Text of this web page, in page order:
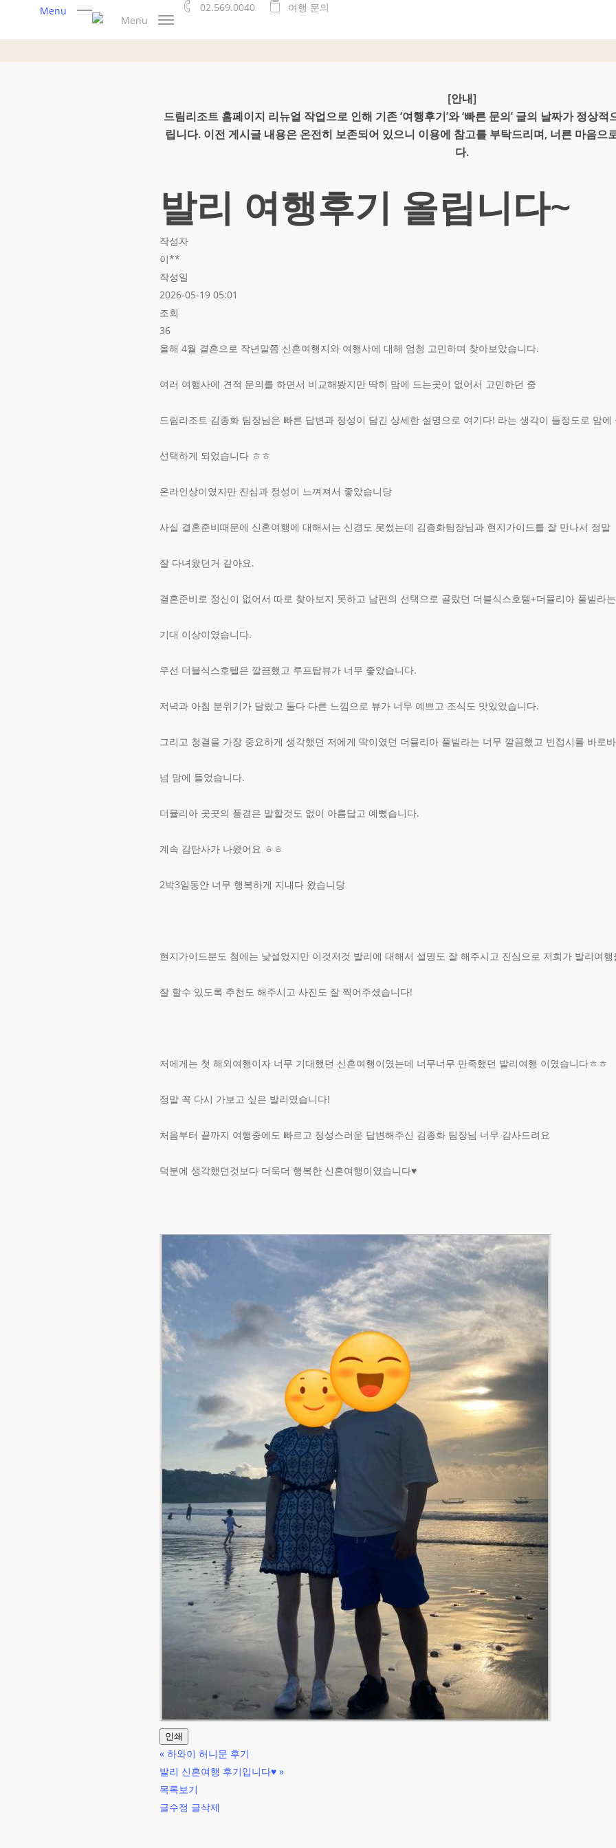
main
Menu
Menu
02.569.0040 여행 문의
[안내]
드림리조트 홈페이지 리뉴얼 작업으로 인해 기존 ‘여행후기’와 ‘빠른 문의’ 글의 날짜가 정상
립니다. 이전 게시글 내용은 온전히 보존되어 있으니 이용에 참고를 부탁드리며, 너른 마음으
다.
발리 여행후기 올립니다~
작성자
이**
작성일
2026-05-19 05:01
조회
36
올해 4월 결혼으로 작년말쯤 신혼여행지와 여행사에 대해 엄청 고민하며 찾아보았습니다.
여러 여행사에 견적 문의를 하면서 비교해봤지만 딱히 맘에 드는곳이 없어서 고민하던 중
드림리조트 김종화 팀장님은 빠른 답변과 정성이 담긴 상세한 설명으로 여기다! 라는 생각이 들정도로 맘에
선택하게 되었습니다 ㅎㅎ
온라인상이였지만 진심과 정성이 느껴져서 좋았습니당
사실 결혼준비때문에 신혼여행에 대해서는 신경도 못썼는데 김종화팀장님과 현지가이드를 잘 만나서 정말
잘 다녀왔던거 같아요.
결혼준비로 정신이 없어서 따로 찾아보지 못하고 남편의 선택으로 골랐던 더블식스호텔+더뮬리아 풀빌라
기대 이상이였습니다.
우선 더블식스호텔은 깔끔했고 루프탑뷰가 너무 좋았습니다.
저녁과 아침 분위기가 달랐고 둘다 다른 느낌으로 뷰가 너무 예쁘고 조식도 맛있었습니다.
그리고 청결을 가장 중요하게 생각했던 저에게 딱이였던 더뮬리아 풀빌라는 너무 깔끔했고 빈접시를 바로
넘 맘에 들었습니다.
더뮬리아 곳곳의 풍경은 말할것도 없이 아름답고 예뻤습니다.
계속 감탄사가 나왔어요 ㅎㅎ
2박3일동안 너무 행복하게 지내다 왔습니당
현지가이드분도 첨에는 낯설었지만 이것저것 발리에 대해서 설명도 잘 해주시고 진심으로 저희가 발리여행
잘 할수 있도록 추천도 해주시고 사진도 잘 찍어주셨습니다!
저에게는 첫 해외여행이자 너무 기대했던 신혼여행이였는데 너무너무 만족했던 발리여행 이였습니다ㅎㅎ
정말 꼭 다시 가보고 싶은 발리였습니다!
처음부터 끝까지 여행중에도 빠르고 정성스러운 답변해주신 김종화 팀장님 너무 감사드려요
덕분에 생각했던것보다 더욱더 행복한 신혼여행이였습니다♥
인쇄
« 하와이 허니문 후기
발리 신혼여행 후기입니다♥ »
목록보기
글수정 글삭제